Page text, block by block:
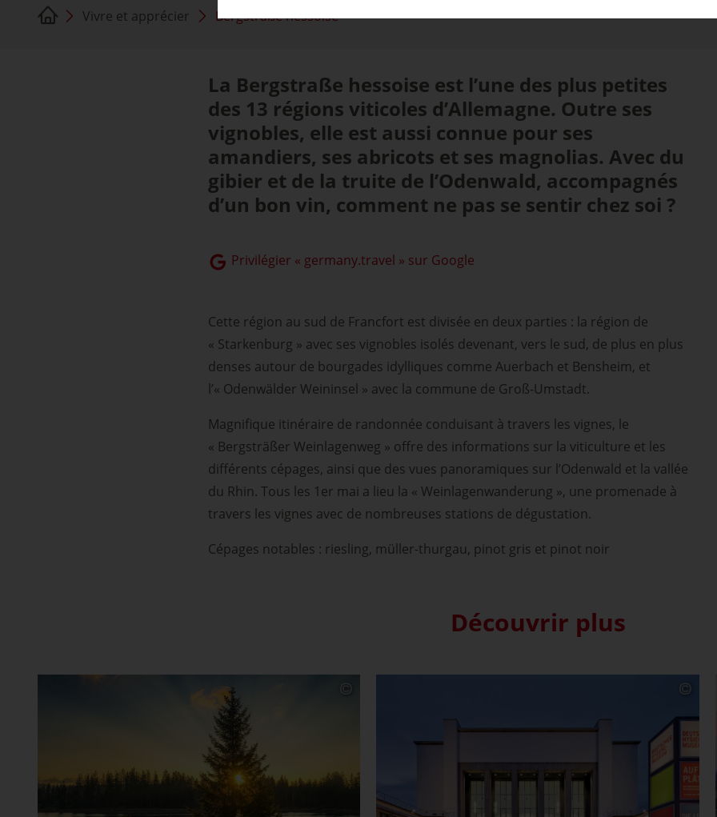
Vivre et apprécier Bergstraße hessoise
La Bergstraße hessoise est l’une des plus petites
des 13 régions viticoles d’Allemagne. Outre ses
vignobles, elle est aussi connue pour ses
amandiers, ses abricots et ses magnolias. Avec du
gibier et de la truite de l’Odenwald, accompagnés
d’un bon vin, comment ne pas se sentir chez soi ?
Privilégier « germany.travel » sur Google
Cette région au sud de Francfort est divisée en deux parties : la région de
« Starkenburg » avec ses vignobles isolés devenant, vers le sud, de plus en plus
denses autour de bourgades idylliques comme Auerbach et Bensheim, et
l’« Odenwälder Weininsel » avec la commune de Groß-Umstadt.
Magnifique itinéraire de randonnée conduisant à travers les vignes, le
« Bergsträßer Weinlagenweg » offre des informations sur la viticulture et les
différents cépages, ainsi que des vues panoramiques sur l’Odenwald et la vallée
du Rhin. Tous les 1er mai a lieu la « Weinlagenwanderung », une promenade à
travers les vignes avec de nombreuses stations de dégustation.
Cépages notables : riesling, müller-thurgau, pinot gris et pinot noir
Découvrir plus